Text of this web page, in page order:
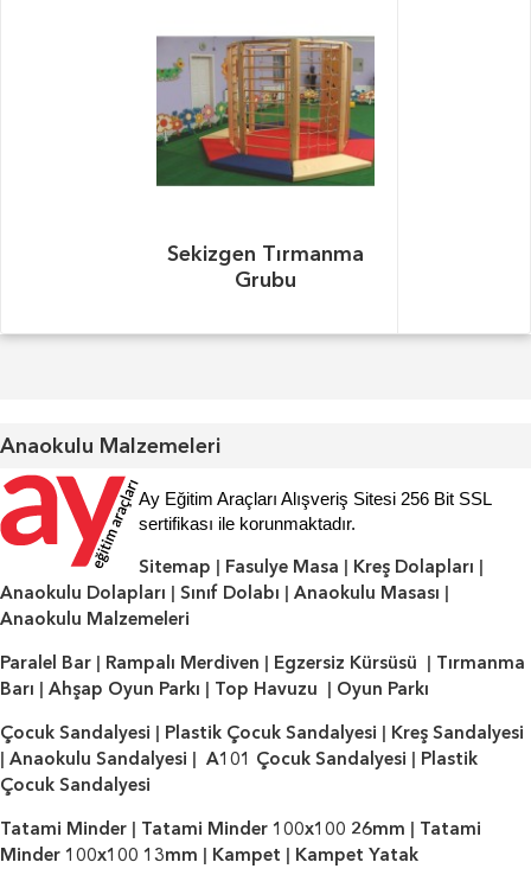
Sekizgen Tırmanma
Grubu
Anaokulu Malzemeleri
Ay Eğitim Araçları Alışveriş Sitesi 256 Bit SSL
sertifikası ile korunmaktadır.
Sitemap | Fasulye Masa | Kreş Dolapları |
Anaokulu Dolapları | Sınıf Dolabı | Anaokulu Masası |
Anaokulu Malzemeleri
Paralel Bar | Rampalı Merdiven | Egzersiz Kürsüsü | Tırmanma
Barı | Ahşap Oyun Parkı | Top Havuzu | Oyun Parkı
Çocuk Sandalyesi | Plastik Çocuk Sandalyesi | Kreş Sandalyesi
| Anaokulu Sandalyesi | A101 Çocuk Sandalyesi | Plastik
Çocuk Sandalyesi
Tatami Minder | Tatami Minder 100x100 26mm | Tatami
Minder 100x100 13mm | Kampet | Kampet Yatak